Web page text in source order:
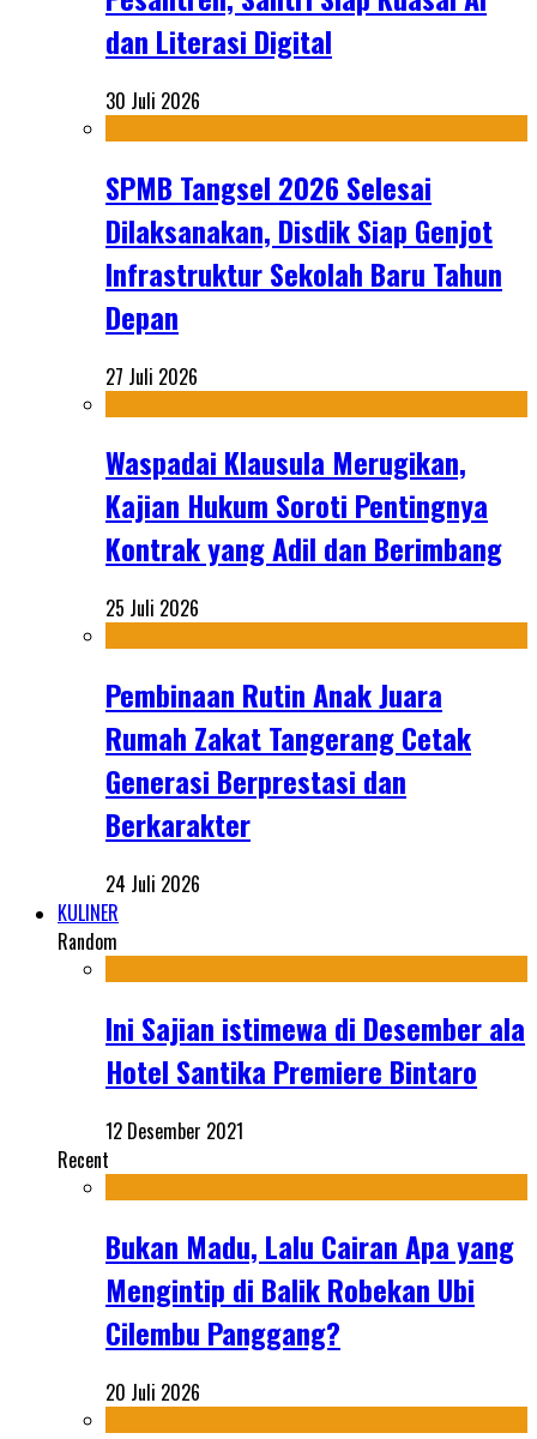
dan Literasi Digital
30 Juli 2026
SPMB Tangsel 2026 Selesai
Dilaksanakan, Disdik Siap Genjot
Infrastruktur Sekolah Baru Tahun
Depan
27 Juli 2026
Waspadai Klausula Merugikan,
Kajian Hukum Soroti Pentingnya
Kontrak yang Adil dan Berimbang
25 Juli 2026
Pembinaan Rutin Anak Juara
Rumah Zakat Tangerang Cetak
Generasi Berprestasi dan
Berkarakter
24 Juli 2026
KULINER
Random
Ini Sajian istimewa di Desember ala
Hotel Santika Premiere Bintaro
12 Desember 2021
Recent
Bukan Madu, Lalu Cairan Apa yang
Mengintip di Balik Robekan Ubi
Cilembu Panggang?
20 Juli 2026